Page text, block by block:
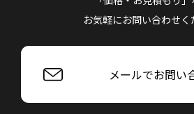
お気軽にお問い合わせく
メールでお問い